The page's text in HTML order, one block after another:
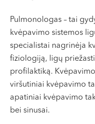
Pulmonologas – tai
kvėpavimo sistemos
specialistai nagrinėja
fiziologiją, ligų
profilaktiką.
viršutiniai kvėpavimo
apatiniai kvėpavimo
bei sinusai.​